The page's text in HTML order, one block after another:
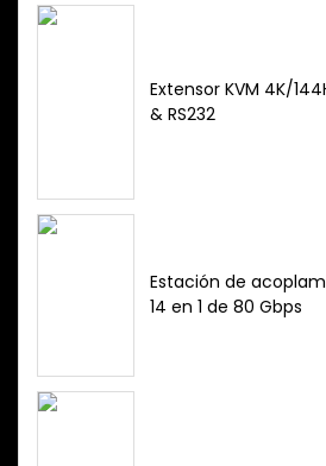
Extensor KVM 4K/
& RS232
Estación de
14 en 1 de 80 Gbps